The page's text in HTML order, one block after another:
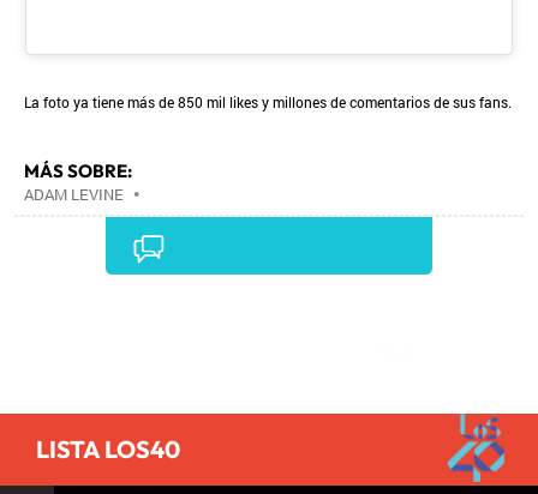
La foto ya tiene más de 850 mil likes y millones de comentarios de sus fans.
MÁS SOBRE:
ADAM LEVINE •
LISTA LOS40